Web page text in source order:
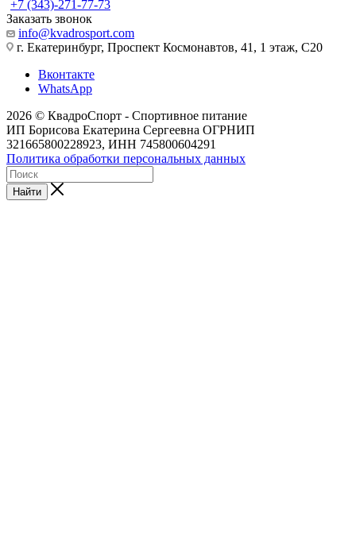
+7 (343)-271-77-73
Заказать звонок
info@kvadrosport.com
г. Екатеринбург, Проспект Космонавтов, 41, 1 этаж, С20
Вконтакте
WhatsApp
2026 © КвадроСпорт - Спортивное питание
ИП Борисова Екатерина Сергеевна ОГРНИП
321665800228923, ИНН 745800604291
Политика обработки персональных данных
Найти